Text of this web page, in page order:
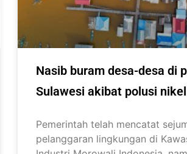
Nasib buram desa-desa di
Sulawesi akibat polusi nikel
Pemerintah telah mencatat
pelanggaran lingkungan di